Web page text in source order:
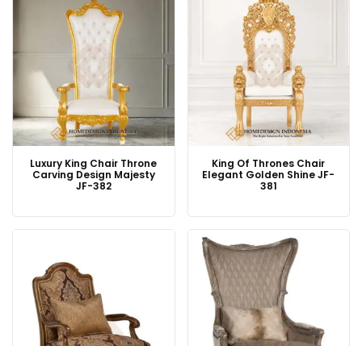
Luxury King Chair Throne
Carving Design Majesty
JF-382
King Of Thrones Chair
Elegant Golden Shine JF-
381